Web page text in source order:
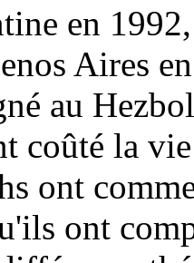
en
Aires
au
coûté la
ont
ont